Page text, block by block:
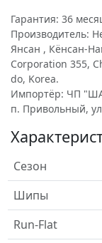
Гарантия: 36
Производитель:
Янсан , Кёнсан-
Corporation 355,
do, Korea.
Импортёр: ЧП
п. Привольный,
Сезон
Шипы
Run-Flat